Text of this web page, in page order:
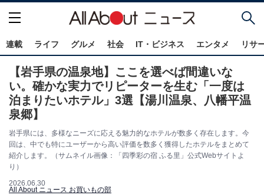
連載 ライフ グルメ 社会 IT・ビジネス エンタメ リサ
【岩手県の温泉地】ここを選べば間違いな
い。確かな実力でリピーターを生む「一度は
泊まりたいホテル」3選【湯川温泉、八幡平温
泉郷】
岩手県には、多様なニーズに応える魅力的なホテルが数多く存在します。今
回は、中でも特にユーザーから高い評価を数多く獲得したホテルをまとめて
紹介します。（サムネイル画像：「四季彩の宿 ふる里」公式Webサイトよ
り）
2026.06.30
All About ニュース お買いもの部